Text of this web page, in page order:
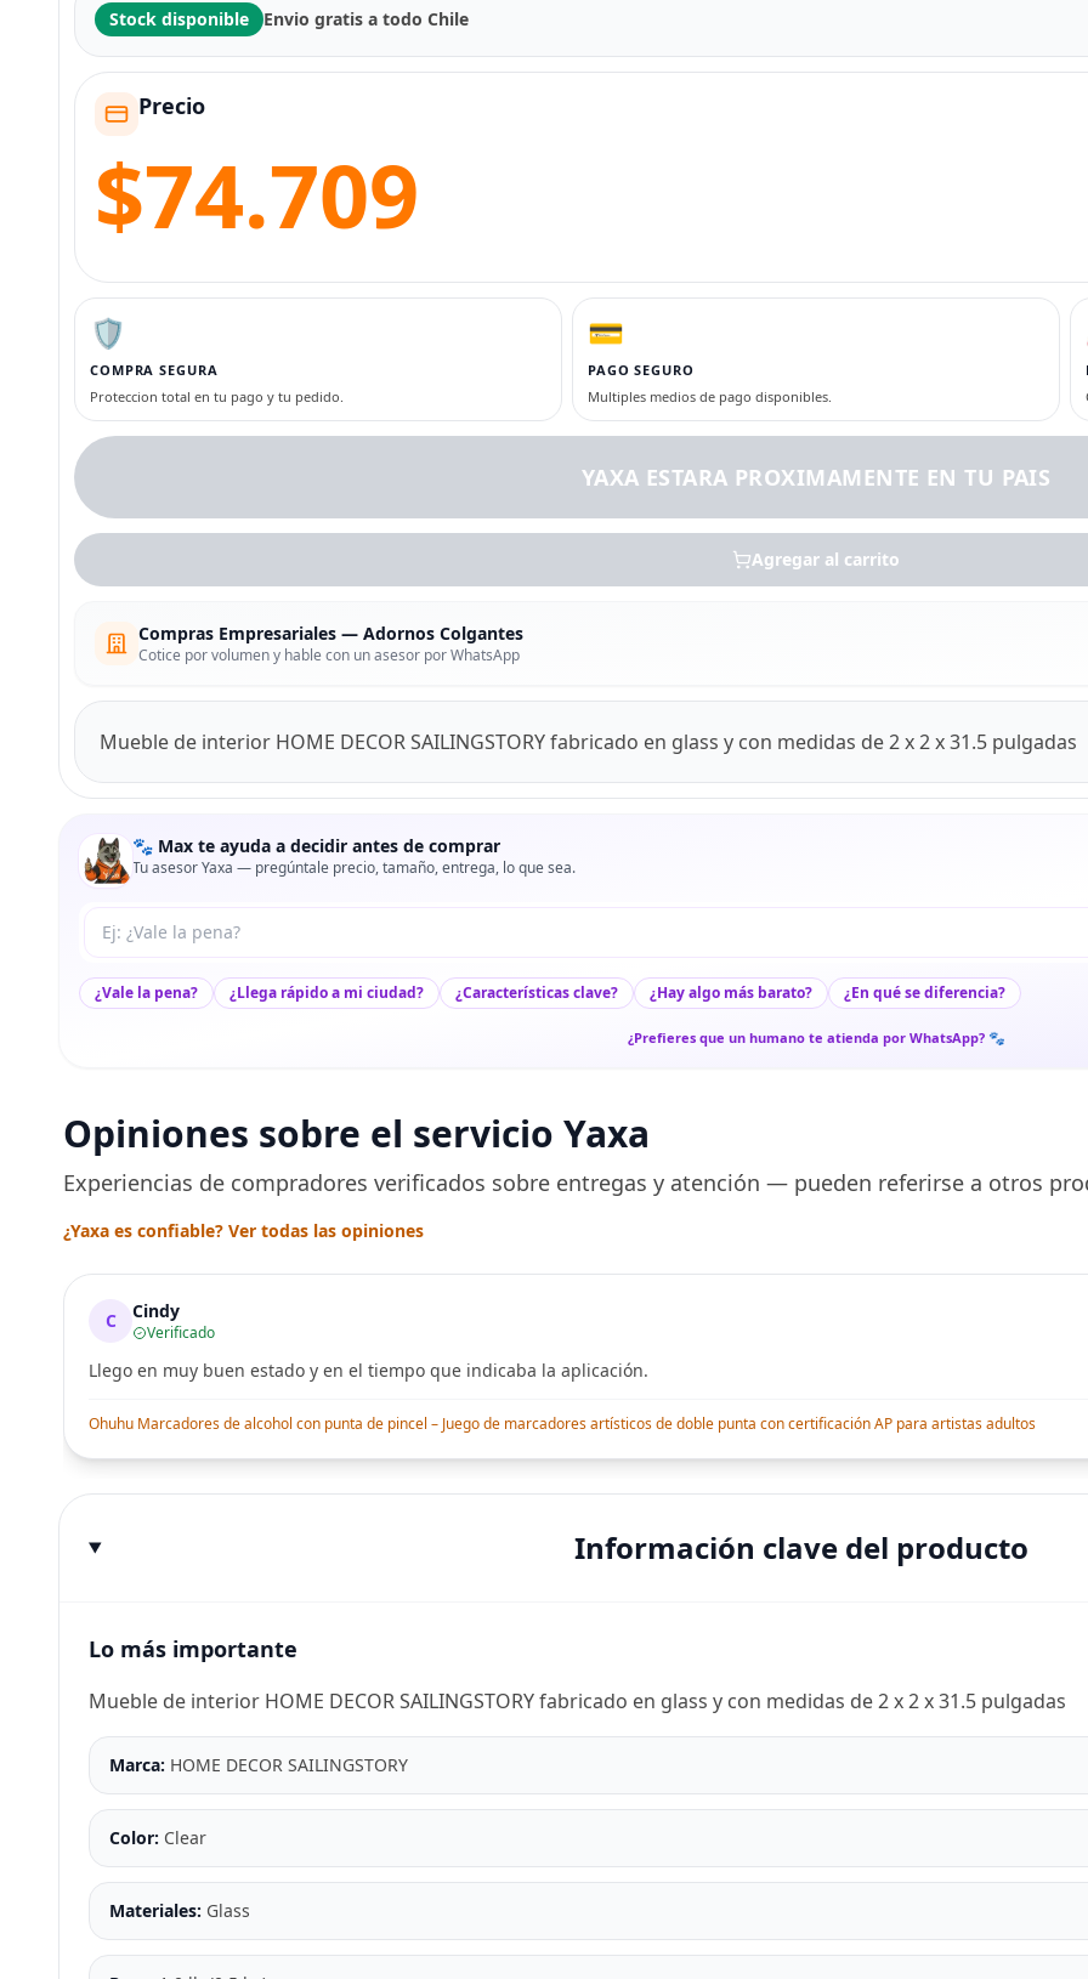
Stock disponible Envio gratis a todo Chile
Precio
$74.709
🛡️
COMPRA SEGURA
Proteccion total en tu pago y tu pedido.
💳
PAGO SEGURO
Multiples medios de pago disponibles.
YAXA ESTARA PROXIMAMENTE EN TU PAIS
Agregar al carrito
Compras Empresariales — Adornos Colgantes
Cotice por volumen y hable con un asesor por WhatsApp
Mueble de interior HOME DECOR SAILINGSTORY fabricado en glass y con medidas de 2 x 2 x 31.5 pulgadas
🐾 Max te ayuda a decidir antes de comprar
Tu asesor Yaxa — pregúntale precio, tamaño, entrega, lo que sea.
Tu pregunta a Max
¿Vale la pena? ¿Llega rápido a mi ciudad? ¿Características clave? ¿Hay algo más barato? ¿En qué se diferencia?
¿Prefieres que un humano te atienda por WhatsApp? 🐾
Opiniones sobre el servicio Yaxa
Experiencias de compradores verificados sobre entregas y atención — pueden referirse a otros
¿Yaxa es confiable? Ver todas las opiniones
C Cindy
Verificado
Llego en muy buen estado y en el tiempo que indicaba la aplicación.
Ohuhu Marcadores de alcohol con punta de pincel – Juego de marcadores artísticos de doble punta con certificación AP para artistas adultos
Información clave del producto
Lo más importante
Mueble de interior HOME DECOR SAILINGSTORY fabricado en glass y con medidas de 2 x 2 x 31.5 pulgadas
Marca: HOME DECOR SAILINGSTORY
Color: Clear
Materiales: Glass